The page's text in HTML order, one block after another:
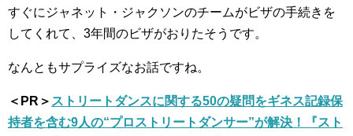
すぐにジャネット・ジャクソンのチームがビザの手続きを
してくれて、3年間のビザがおりたそうです。
なんともサプライズなお話ですね。
＜PR＞ ストリートダンスに関する50の疑問をギネス記録保
持者を含む9人の“プロストリートダンサー”が解決！『スト